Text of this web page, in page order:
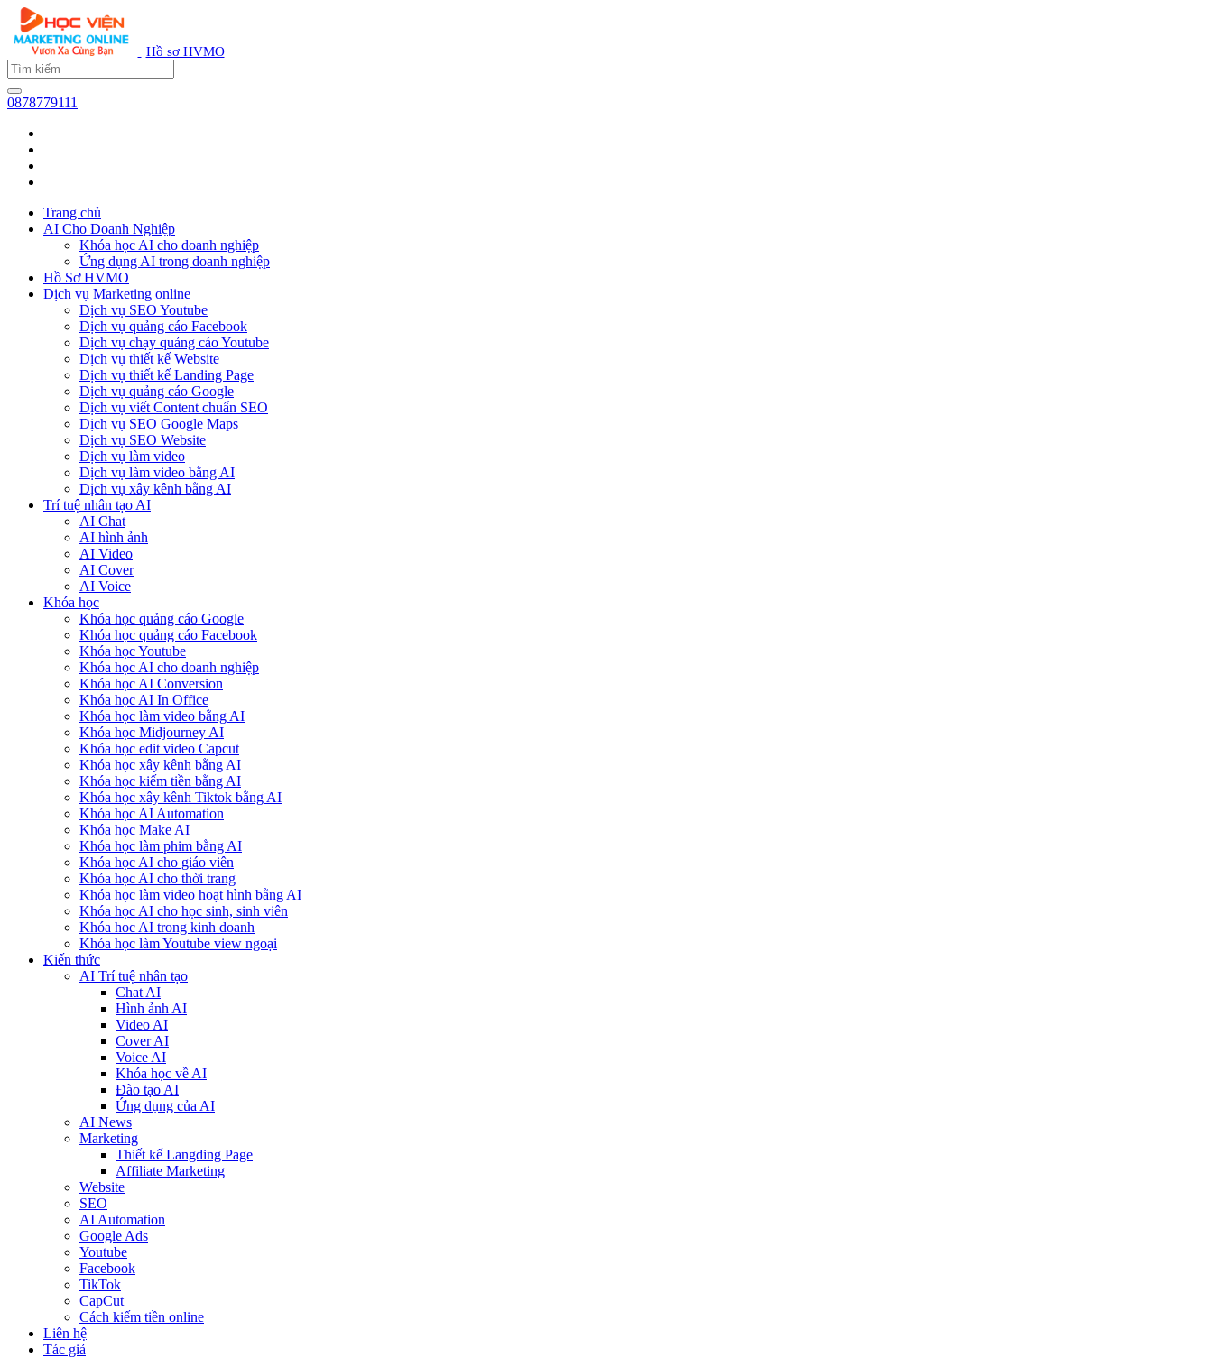
Hồ sơ HVMO
0878779111
Trang chủ
AI Cho Doanh Nghiệp
Khóa học AI cho doanh nghiệp
Ứng dụng AI trong doanh nghiệp
Hồ Sơ HVMO
Dịch vụ Marketing online
Dịch vụ SEO Youtube
Dịch vụ quảng cáo Facebook
Dịch vụ chạy quảng cáo Youtube
Dịch vụ thiết kế Website
Dịch vụ thiết kế Landing Page
Dịch vụ quảng cáo Google
Dịch vụ viết Content chuẩn SEO
Dịch vụ SEO Google Maps
Dịch vụ SEO Website
Dịch vụ làm video
Dịch vụ làm video bằng AI
Dịch vụ xây kênh bằng AI
Trí tuệ nhân tạo AI
AI Chat
AI hình ảnh
AI Video
AI Cover
AI Voice
Khóa học
Khóa học quảng cáo Google
Khóa học quảng cáo Facebook
Khóa học Youtube
Khóa học AI cho doanh nghiệp
Khóa học AI Conversion
Khóa học AI In Office
Khóa học làm video bằng AI
Khóa học Midjourney AI
Khóa học edit video Capcut
Khóa học xây kênh bằng AI
Khóa học kiếm tiền bằng AI
Khóa học xây kênh Tiktok bằng AI
Khóa học AI Automation
Khóa học Make AI
Khóa học làm phim bằng AI
Khóa học AI cho giáo viên
Khóa học AI cho thời trang
Khóa học làm video hoạt hình bằng AI
Khóa học AI cho học sinh, sinh viên
Khóa hoc AI trong kinh doanh
Khóa học làm Youtube view ngoại
Kiến thức
AI Trí tuệ nhân tạo
Chat AI
Hình ảnh AI
Video AI
Cover AI
Voice AI
Khóa học về AI
Đào tạo AI
Ứng dụng của AI
AI News
Marketing
Thiết kế Langding Page
Affiliate Marketing
Website
SEO
AI Automation
Google Ads
Youtube
Facebook
TikTok
CapCut
Cách kiếm tiền online
Liên hệ
Tác giả